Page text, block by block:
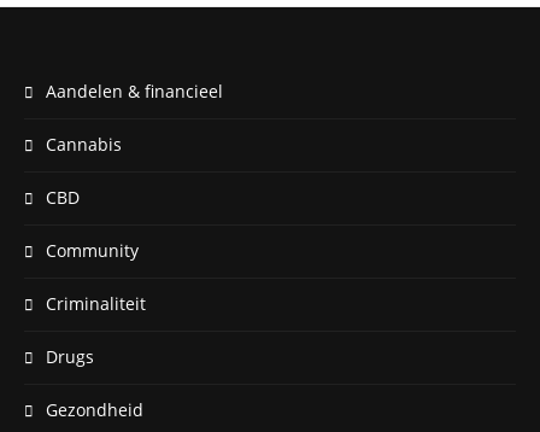
Aandelen & financieel
Cannabis
CBD
Community
Criminaliteit
Drugs
Gezondheid